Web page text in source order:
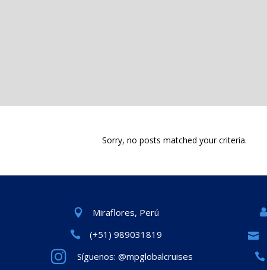
Sorry, no posts matched your criteria.
Miraflores, Perú
(+51) 989031819
Síguenos: @mpglobalcruises